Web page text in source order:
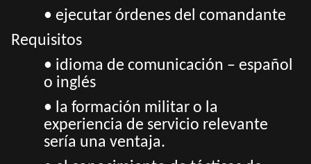
• ejecutar órdenes del comandante
Requisitos
• idioma de comunicación – español
o inglés
• la formación militar o la
experiencia de servicio relevante
sería una ventaja.